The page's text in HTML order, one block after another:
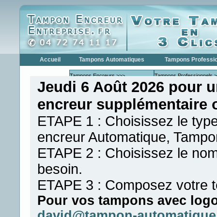
Accueil Tampons Automatiques
Tampons Encreurs >>>
Tampons Encreurs COLOP
Tampons Encreurs
TRODAT
Tampons Dateurs >>>
Tampons Dateurs COLOP
Tampons Dateurs TRODAT
Tampons Numéroteur >>>
TRODAT
Tampons de Poche
Formules Commerciales
Tampons
Tampons Professionnels
Tampons
Tampons
Tampons
Tampons
Tampons Numéroteurs
Jeudi 6 Août 2026 pour
encreur supplémentaire
ETAPE 1 : Choisissez le
encreur Automatique,
ETAPE 2 : Choisissez le
besoin.
ETAPE 3 : Composez votre
Pour vos tampons avec